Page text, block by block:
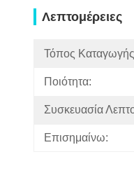
Λεπτομέρειες
Τόπος
Ποιότητα:
Συσκευασία
Επισημαίνω: